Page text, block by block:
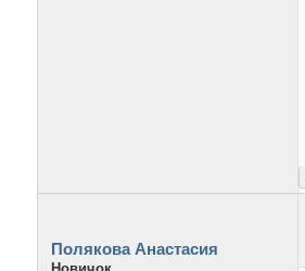
Полякова Анастасия